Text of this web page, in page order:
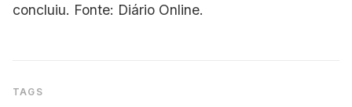
concluiu. Fonte: Diário Online.
TAGS